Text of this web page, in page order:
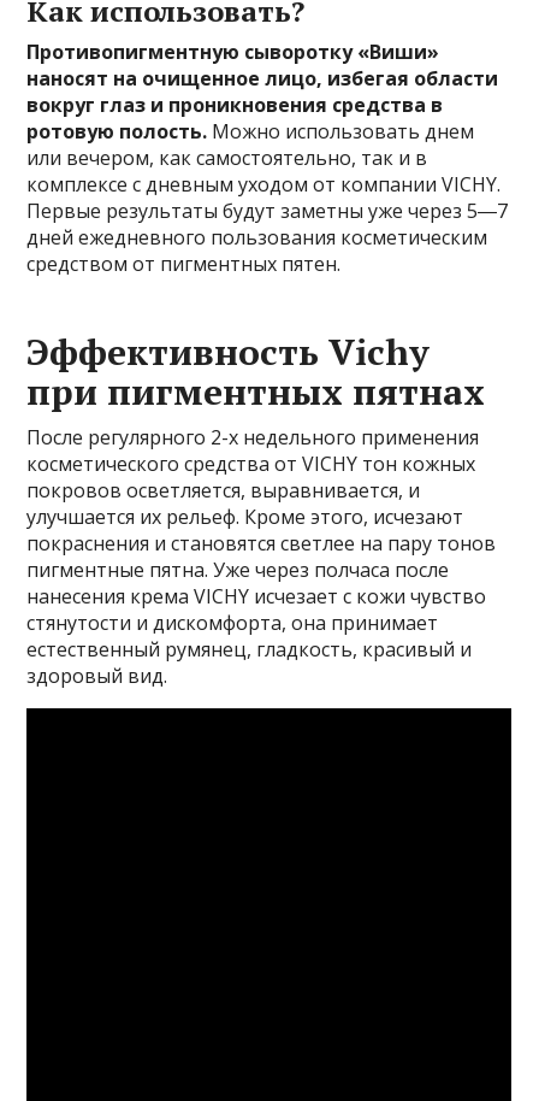
Как использовать?
Противопигментную сыворотку «Виши»
наносят на очищенное лицо, избегая области
вокруг глаз и проникновения средства в
ротовую полость. Можно использовать днем
или вечером, как самостоятельно, так и в
комплексе с дневным уходом от компании VICHY.
Первые результаты будут заметны уже через 5―7
дней ежедневного пользования косметическим
средством от пигментных пятен.
Эффективность Vichy
при пигментных пятнах
После регулярного 2-х недельного применения
косметического средства от VICHY тон кожных
покровов осветляется, выравнивается, и
улучшается их рельеф. Кроме этого, исчезают
покраснения и становятся светлее на пару тонов
пигментные пятна. Уже через полчаса после
нанесения крема VICHY исчезает с кожи чувство
стянутости и дискомфорта, она принимает
естественный румянец, гладкость, красивый и
здоровый вид.